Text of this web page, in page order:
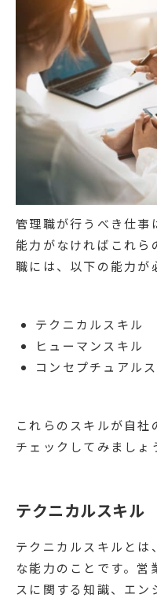
管理職が行うべき仕事
能力がなければこれら
職には、以下の能力が
テクニカルスキル
ヒューマンスキル
コンセプチュアル
これらのスキルが自社
チェックしてみましょ
テクニカルスキル
テクニカルスキルとは
な能力のことです。営
スに関する知識、エン